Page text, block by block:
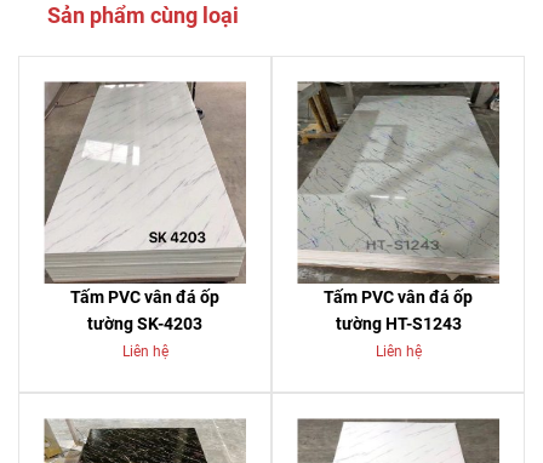
Sản phẩm cùng loại
Tấm PVC vân đá ốp
tường SK-4203
Liên hệ
Tấm PVC vân đá ốp
tường HT-S1243
Liên hệ